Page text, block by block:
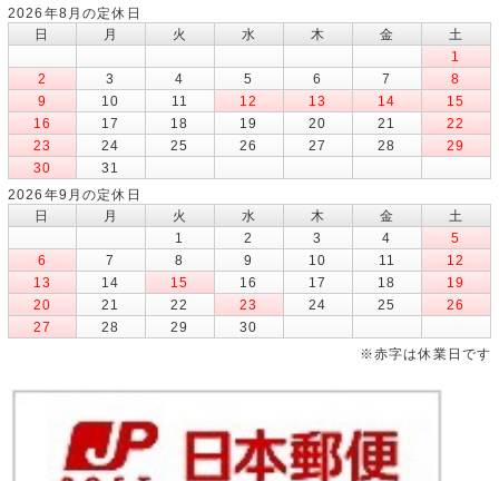
2026年8月の定休日
日
月 火 水 木 金
土
1
2
3 4 5 6 7
8
9
10 11 12 13 14
15
16
17 18 19 20 21
22
23
24 25 26 27 28
29
30
31
2026年9月の定休日
日
月 火 水 木 金
土
1
2 3 4
5
6
7 8 9 10 11
12
13
14 15 16 17 18
19
20
21 22 23 24 25
26
27
28 29
30
※赤字は休業日です